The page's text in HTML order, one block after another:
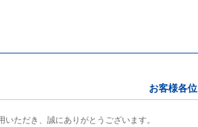
お客様各位
ただき、誠にありがとうございます。